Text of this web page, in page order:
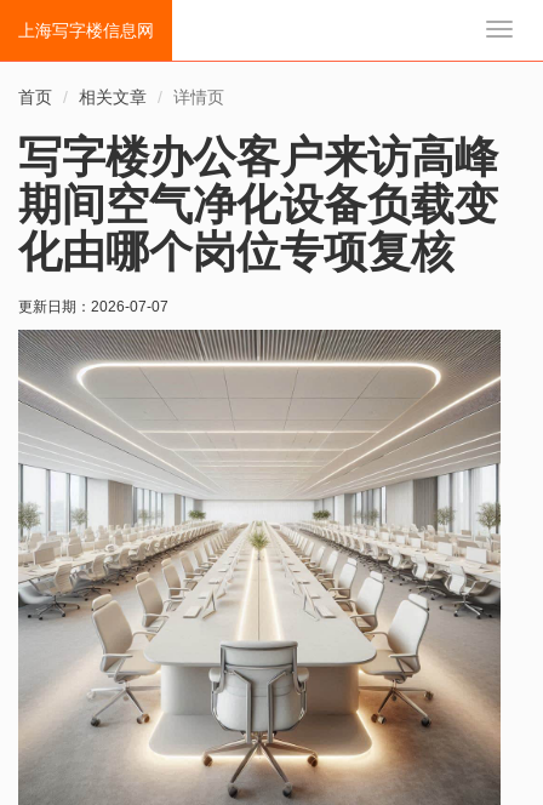
切
上海写字楼信息网
首页 相关文章 详情页
写字楼办公客户来访高峰
期间空气净化设备负载变
化由哪个岗位专项复核
更新日期： 2026-07-07